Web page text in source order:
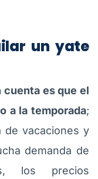
un yate
cuenta es que el
a la temporada;
de vacaciones y
demanda de
los precios